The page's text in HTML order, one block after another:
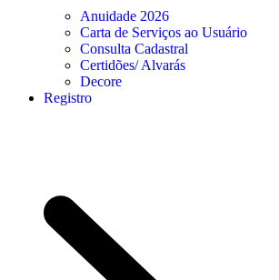
Anuidade 2026
Carta de Serviços ao Usuário
Consulta Cadastral
Certidões/ Alvarás
Decore
Registro